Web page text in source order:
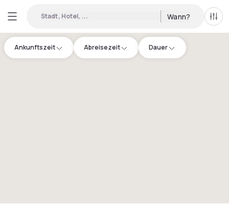
Stadt, Hotel, ... Wann? Alle
Ankunftszeit Abreisezeit Dauer